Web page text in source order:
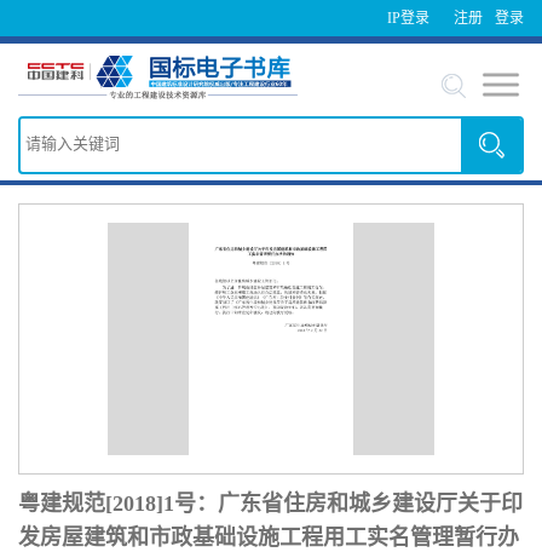
IP登录 登录
注册
粤建规范[2018]1号：广东省住房和城乡建设厅关于印
发房屋建筑和市政基础设施工程用工实名管理暂行办